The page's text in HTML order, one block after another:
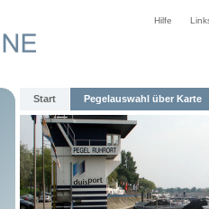
Hilfe
Start Pegelauswahl über Karte